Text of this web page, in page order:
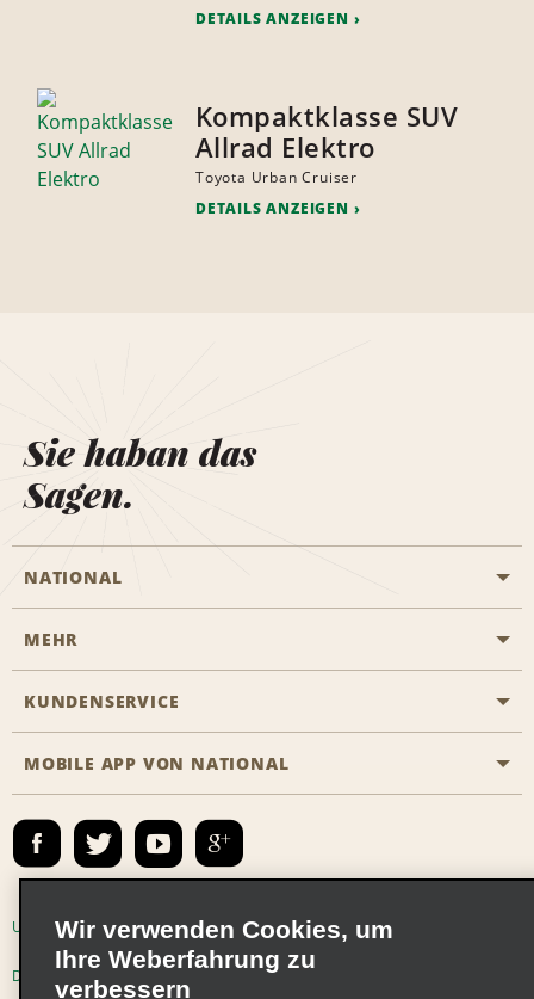
DETAILS ANZEIGEN
Kompaktklasse SUV
Allrad Elektro
Toyota Urban Cruiser
DETAILS ANZEIGEN
Sie haban das
Sagen.
NATIONAL
Eine Reservierung vornehmen
Das Business Rental Programm
Emerald Club Anmelden
MEHR
Karriere
KUNDENSERVICE
Barrierefreiheit
Kontakt
E-Mail anmelden
MOBILE APP VON NATIONAL
Unternehmensinformationen Nutzungsbedingungen
Datenschutzrichtlinie Cookie-Richtlinie
Wir verwenden Cookies, um
Ihre Weberfahrung zu
verbessern